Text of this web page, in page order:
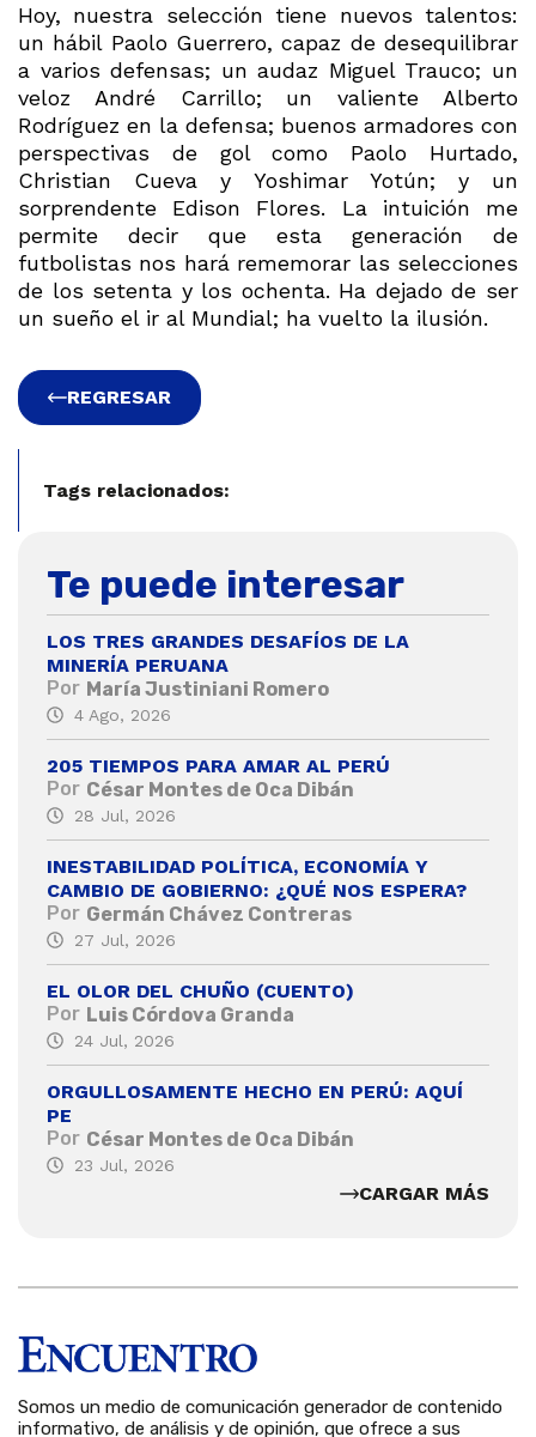
Hoy, nuestra selección tiene nuevos talentos:
un hábil Paolo Guerrero, capaz de desequilibrar
a varios defensas; un audaz Miguel Trauco; un
veloz André Carrillo; un valiente Alberto
Rodríguez en la defensa; buenos armadores con
perspectivas de gol como Paolo Hurtado,
Christian Cueva y Yoshimar Yotún; y un
sorprendente Edison Flores. La intuición me
permite decir que esta generación de
futbolistas nos hará rememorar las selecciones
de los setenta y los ochenta. Ha dejado de ser
un sueño el ir al Mundial; ha vuelto la ilusión.
REGRESAR
Tags relacionados:
Te puede interesar
LOS TRES GRANDES DESAFÍOS DE LA
MINERÍA PERUANA
Por María Justiniani Romero
4 Ago, 2026
205 TIEMPOS PARA AMAR AL PERÚ
Por César Montes de Oca Dibán
28 Jul, 2026
INESTABILIDAD POLÍTICA, ECONOMÍA Y
CAMBIO DE GOBIERNO: ¿QUÉ NOS ESPERA?
Por Germán Chávez Contreras
27 Jul, 2026
EL OLOR DEL CHUÑO (CUENTO)
Por Luis Córdova Granda
24 Jul, 2026
ORGULLOSAMENTE HECHO EN PERÚ: AQUÍ
PE
Por César Montes de Oca Dibán
23 Jul, 2026
CARGAR MÁS
Somos un medio de comunicación generador de contenido
informativo, de análisis y de opinión, que ofrece a sus